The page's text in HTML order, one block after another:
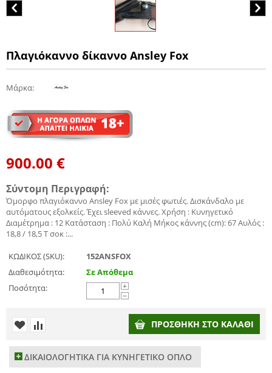
Πλαγιόκαννο δίκαννο Ansley Fox
Μάρκα:
900.00 €
Σύντομη Περιγραφή:
Όμορφο πλαγιόκαννο Ansley Fox με μισές φωτιές. Δισκάνδαλο με
αυτόματους εξολκείς. Έχει sleeved κάννες. Χρήση : Κυνηγετικό
Διαμέτρημα : 12 Κατάσταση : Πολύ Καλή Μήκος κάννης (cm): 67 Αυλός :
18,8 / 18,5 Τ σοκ :...
ΚΩΔΙΚΟΣ (SKU):
152ANSFOX
Διαθεσιμότητα:
Σε Απόθεμα
Ποσότητα:
+
−
ΠΡΟΣΘΉΚΗ ΣΤΟ ΚΑΛΆΘΙ
ΔΙΚΑΙΟΛΟΓΗΤΙΚΑ ΓΙΑ ΚΥΝΗΓΕΤΙΚΟ ΟΠΛΟ